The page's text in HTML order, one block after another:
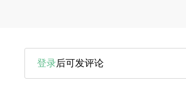
登录后可发评论